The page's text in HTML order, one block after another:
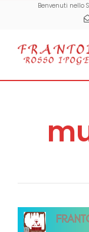
Benvenuti nello